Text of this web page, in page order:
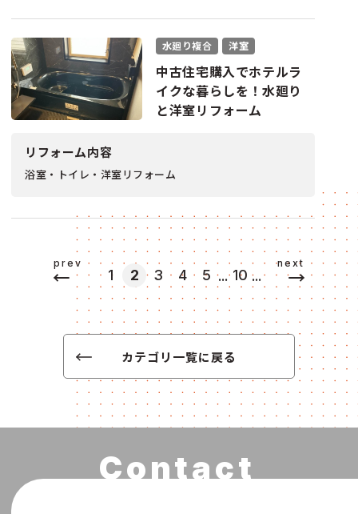
水廻り複合 洋室
中古住宅購入でホテルラ
イクな暮らしを！水廻り
と洋室リフォーム
リフォーム内容
浴室・トイレ・洋室リフォーム
prev
1 2 3 4 5 ... 10 ...
next
カテゴリ一覧に戻る